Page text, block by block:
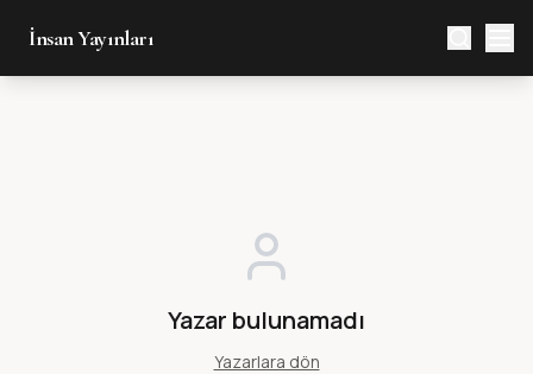
İnsan Yayınları
Yazar bulunamadı
Yazarlara dön